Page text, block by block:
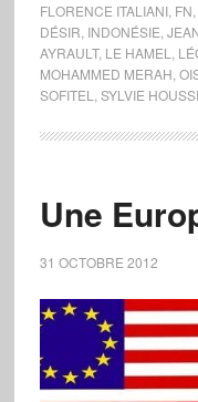
FLORENCE ITALIANI, FN
DÉSIR INDONÉSIE
AYRAULT, LE HAMEL
MOHAMMED MERAH
SOFITEL
SYLVIE
Une
31 OCTOBRE 2012